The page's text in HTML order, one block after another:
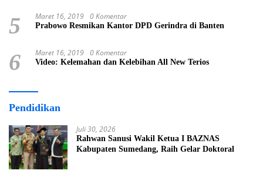
5 Maret 16, 2019 0 Komentar
Prabowo Resmikan Kantor DPD Gerindra di Banten
6 Maret 16, 2019 0 Komentar
Video: Kelemahan dan Kelebihan All New Terios
Pendidikan
Juli 30, 2026
Rahwan Sanusi Wakil Ketua I BAZNAS
Kabupaten Sumedang, Raih Gelar Doktoral